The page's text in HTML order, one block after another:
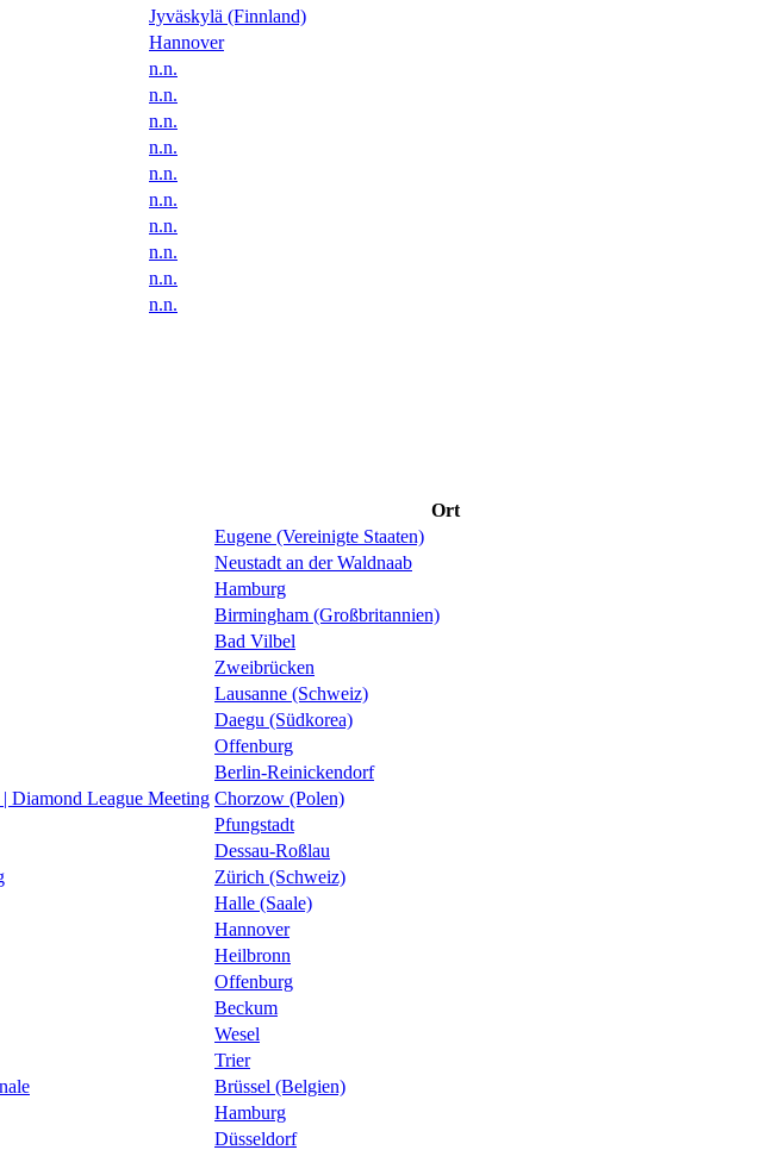
Jyväskylä (Finnland)
Hannover
n.n.
n.n.
n.n.
n.n.
n.n.
n.n.
n.n.
n.n.
n.n.
n.n.
Ort
Eugene (Vereinigte Staaten)
Neustadt an der Waldnaab
Hamburg
Birmingham (Großbritannien)
Bad Vilbel
Zweibrücken
Lausanne (Schweiz)
Daegu (Südkorea)
Offenburg
Berlin-Reinickendorf
Diamond League Meeting Chorzow (Polen)
Pfungstadt
Dessau-Roßlau
Zürich (Schweiz)
Halle (Saale)
Hannover
Heilbronn
Offenburg
Beckum
Wesel
Trier
Brüssel (Belgien)
Hamburg
Düsseldorf